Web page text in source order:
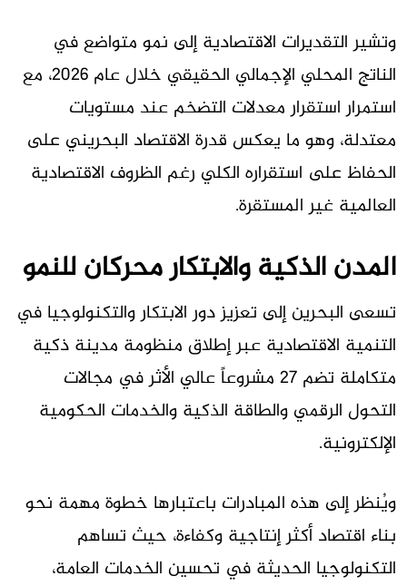
وتشير التقديرات الاقتصادية إلى نمو متواضع في
الناتج المحلي الإجمالي الحقيقي خلال عام 2026، مع
استمرار استقرار معدلات التضخم عند مستويات
معتدلة، وهو ما يعكس قدرة الاقتصاد البحريني على
الحفاظ على استقراره الكلي رغم الظروف الاقتصادية
العالمية غير المستقرة.
المدن الذكية والابتكار محركان للنمو
تسعى البحرين إلى تعزيز دور الابتكار والتكنولوجيا في
التنمية الاقتصادية عبر إطلاق منظومة مدينة ذكية
متكاملة تضم 27 مشروعاً عالي الأثر في مجالات
التحول الرقمي والطاقة الذكية والخدمات الحكومية
الإلكترونية.
ويُنظر إلى هذه المبادرات باعتبارها خطوة مهمة نحو
بناء اقتصاد أكثر إنتاجية وكفاءة، حيث تساهم
التكنولوجيا الحديثة في تحسين الخدمات العامة،